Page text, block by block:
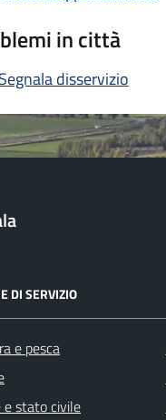
in città
Segnala disservizio
DI SERVIZIO
e pesca
e stato civile